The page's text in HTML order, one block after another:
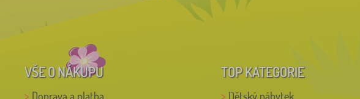
VŠE O NÁKUPU
Doprava a platba
TOP KATEGORIE
Dětský nábytek